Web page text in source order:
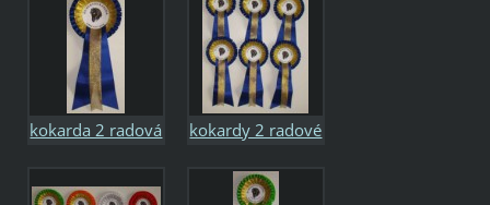
kokarda 2 radová kokardy 2 radové